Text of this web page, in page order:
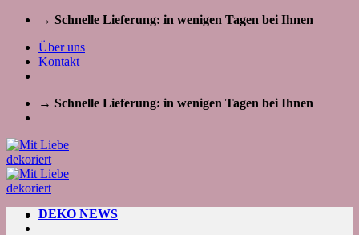
Zum
springen
→ Schnelle Lieferung: in wenigen Tagen bei Ihnen
Über uns
Kontakt
→ Schnelle Lieferung: in wenigen Tagen bei Ihnen
DEKO NEWS